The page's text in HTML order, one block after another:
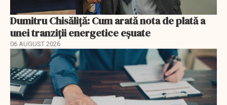
Dumitru Chisăliță: Cum arată nota de plată a
unei tranziții energetice eșuate
06 AUGUST 2026